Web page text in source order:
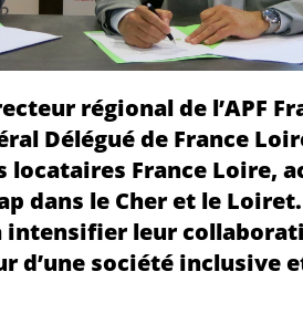
régional de l’APF
Délégué de France
France Loire,
dans le Cher et le
intensifier leur
d’une société inclusive